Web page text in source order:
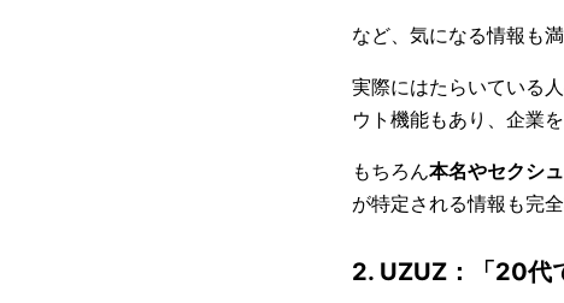
など、気になる情報も満
実際にはたらいている
ウト機能もあり、企業
もちろん本名やセクシ
が特定される情報も完
2. UZUZ：「20代